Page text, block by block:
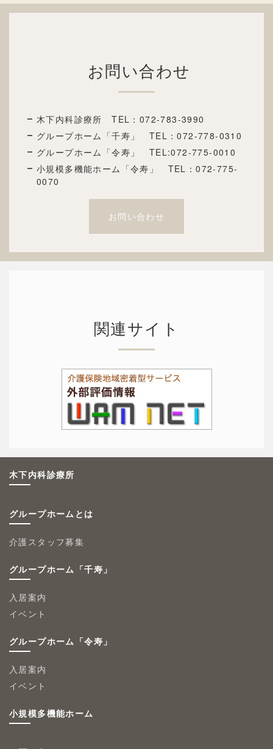
お問い合わせ
木下内科診療所 TEL： 072-783-3990
グループホーム「千寿」 TEL：072-778-0310
グループホーム「令寿」 TEL:072-775-0010
小規模多機能ホーム「令寿」 TEL：072-775-
0070
お問い合わせ
関連サイト
木下内科診療所
グループホームとは
介護スタッフ募集
グループホーム「千寿」
入居案内
イベント
グループホーム「令寿」
入居案内
イベント
小規模多機能ホーム